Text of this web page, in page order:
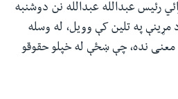
رئيس عبدالله عبدالله نن دوشنبه
په تلین کې وویل، له وسله
معنی نده، چې ښځې له خپلو حقوقو